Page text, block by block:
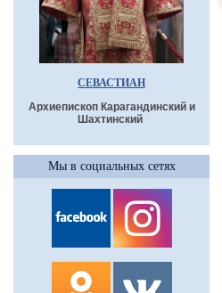
СЕВАСТИАН
Архиепископ Карагандинский и
Шахтинский
Мы в социальных сетях